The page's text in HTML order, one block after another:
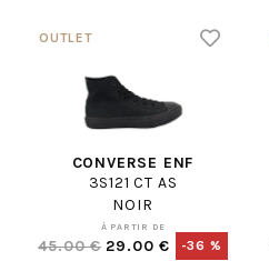
CONVERSE ENF
3S121 CT AS
NOIR
À PARTIR DE
45.00 € 29.00 € -36 %